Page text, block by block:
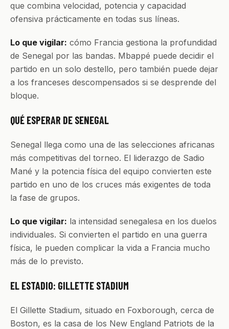
que combina velocidad, potencia y capacidad
ofensiva prácticamente en todas sus líneas.
Lo que vigilar: cómo Francia gestiona la profundidad
de Senegal por las bandas. Mbappé puede decidir el
partido en un solo destello, pero también puede dejar
a los franceses descompensados si se desprende del
bloque.
QUÉ ESPERAR DE SENEGAL
Senegal llega como una de las selecciones africanas
más competitivas del torneo. El liderazgo de Sadio
Mané y la potencia física del equipo convierten este
partido en uno de los cruces más exigentes de toda
la fase de grupos.
Lo que vigilar: la intensidad senegalesa en los duelos
individuales. Si convierten el partido en una guerra
física, le pueden complicar la vida a Francia mucho
más de lo previsto.
EL ESTADIO: GILLETTE STADIUM
El Gillette Stadium, situado en Foxborough, cerca de
Boston, es la casa de los New England Patriots de la